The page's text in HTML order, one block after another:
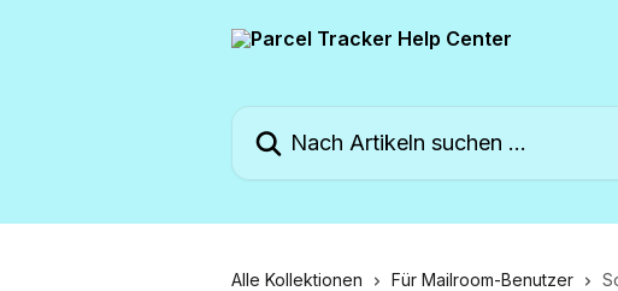
Alle Kollektionen Für Mailroom-Benutzer